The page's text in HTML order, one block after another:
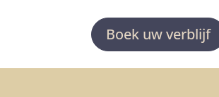
Boek uw verblijf